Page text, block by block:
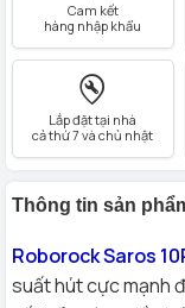
Cam kết
hàng nhập khẩu
Lắp đặt tại nhà
cả thứ 7 và chủ nhật
Thông tin sản
Roborock Saros
suất hút cực mạnh